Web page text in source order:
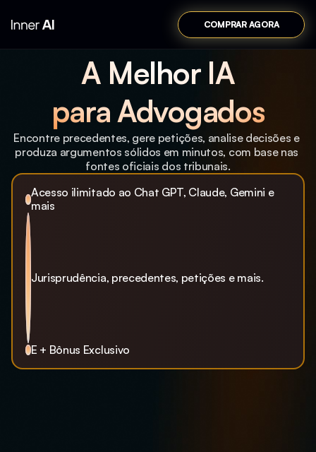
COMPRAR AGORA
A Melhor IA
para Advogados
Encontre precedentes, gere petições, analise decisões e
produza argumentos sólidos em minutos, com base nas
fontes oficiais dos tribunais.
Acesso ilimitado ao Chat GPT, Claude, Gemini e
mais
Jurisprudência, precedentes, petições e mais.
E + Bônus Exclusivo